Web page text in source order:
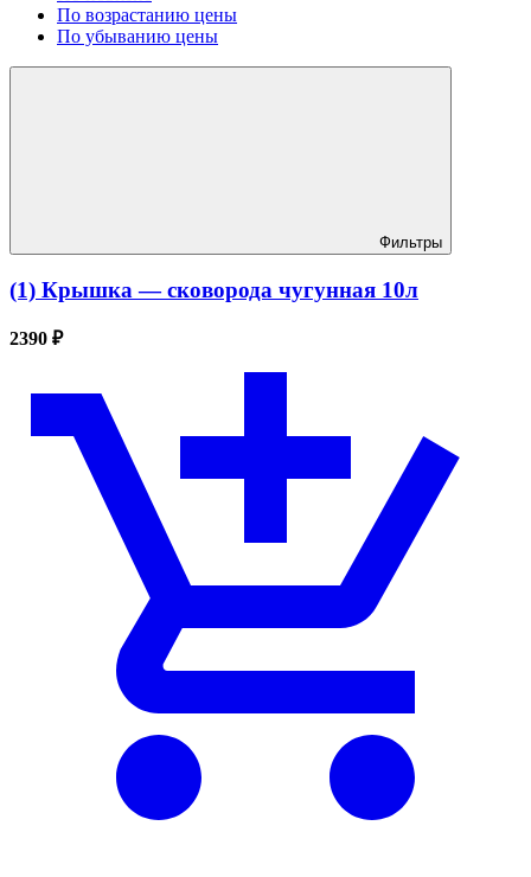
По возрастанию цены
По убыванию цены
Фильтры
(1) Крышка — сковорода чугунная 10л
2390 ₽